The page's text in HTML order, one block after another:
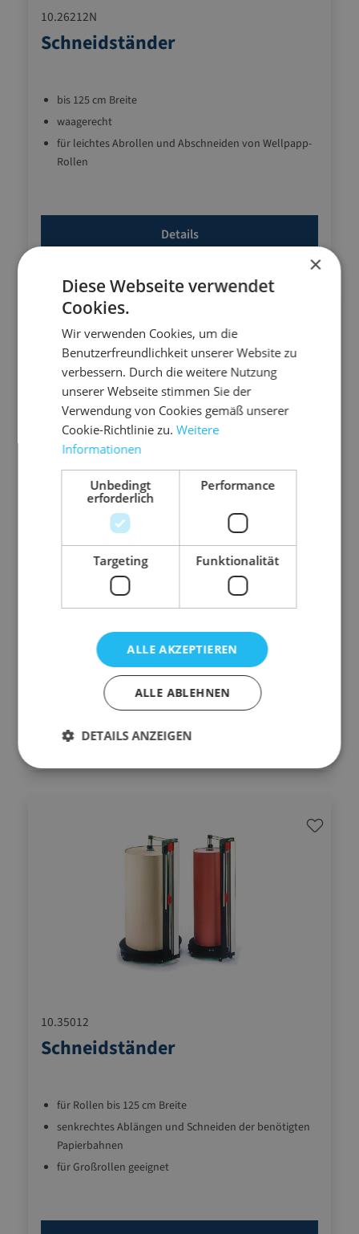
10.26212N
Schneidständer
bis 125 cm Breite
waagerecht
für leichtes Abrollen und Abschneiden von Wellpapp-
Rollen
Details
Schneidständer
Papierbahnen
für Großrollen geeignet
robuste, langlebige Qualität
Details
10.35012
Schneidständer
für Rollen bis 125 cm Breite
senkrechtes Ablängen und Schneiden der benötigten
Papierbahnen
für Großrollen geeignet
×
Diese Webseite verwendet
Cookies.
Wir verwenden Cookies, um die
Benutzerfreundlichkeit unserer Website zu
verbessern. Durch die weitere Nutzung
unserer Webseite stimmen Sie der
Verwendung von Cookies gemäß unserer
Cookie-Richtlinie zu.Weitere
Informationen
Unbedingt
erforderlich
Performance
Targeting Funktionalität
ALLE AKZEPTIEREN
ALLE ABLEHNEN
DETAILS ANZEIGEN